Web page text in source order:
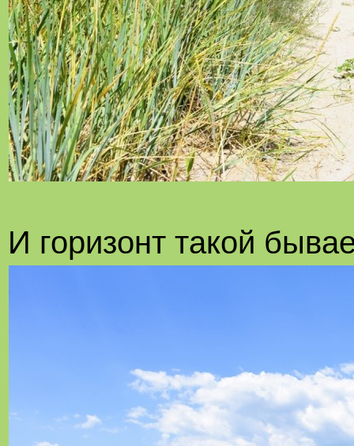
И горизонт такой